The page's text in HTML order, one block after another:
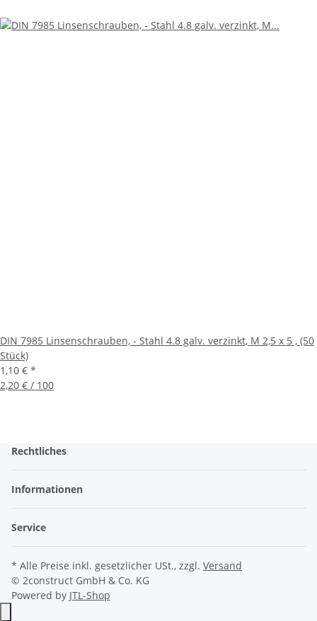
DIN 7985 Linsenschrauben, - Stahl 4.8 galv. verzinkt, M 2,5 x 5 , (50
Stück)
1,10 € *
2,20 € / 100
Rechtliches
Informationen
Service
* Alle Preise inkl. gesetzlicher USt., zzgl. Versand
© 2construct GmbH & Co. KG
Powered by JTL-Shop